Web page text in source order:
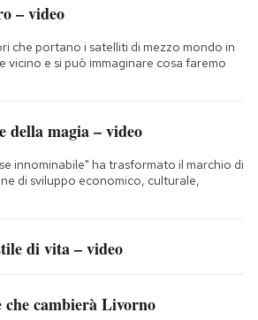
– video
che portano i satelliti di mezzo mondo in
vicino e si può immaginare cosa faremo
della magia – video
innominabile" ha trasformato il marchio di
di sviluppo economico, culturale,
di vita – video
che cambierà Livorno